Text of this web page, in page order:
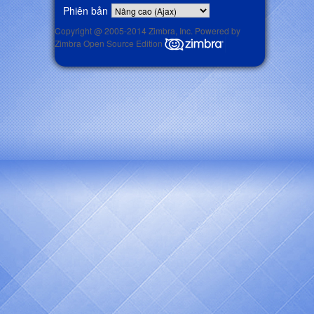
Phiên bản
Copyright @ 2005-2014 Zimbra, Inc. Powered by
Zimbra Open Source Edition